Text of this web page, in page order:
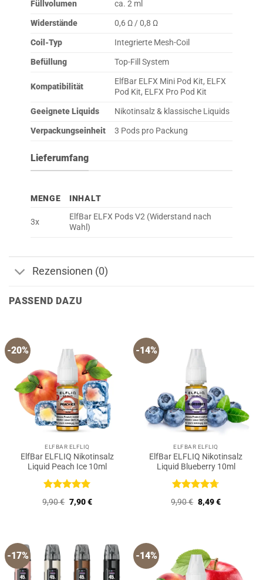
Füllvolumen
ca. 2 ml
Widerstände
0,6 Ω / 0,8 Ω
Coil-Typ
Integrierte Mesh-Coil
Befüllung
Top-Fill System
Kompatibilität
ElfBar ELFX Mini Pod Kit, ELFX
Pod Kit, ELFX Pro Pod Kit
Geeignete Liquids
Nikotinsalz & klassische Liquids
Verpackungseinheit
3 Pods pro Packung
Lieferumfang
MENGE INHALT
3x
ElfBar ELFX Pods V2 (Widerstand nach
Wahl)
Rezensionen (0)
PASSEND DAZU
-20%
ELFBAR ELFLIQ
ElfBar ELFLIQ Nikotinsalz
Liquid Peach Ice 10ml
Bewertet
mit 5 von
9,90€ Ursprünglicher
Preis
7,90€Aktueller
-14%
ELFBAR ELFLIQ
ElfBar ELFLIQ Nikotinsalz
Liquid Blueberry 10ml
Bewertet
mit 4.67
9,90€ Ursprünglicher
Preis
8,49€Aktueller
-17% -14%